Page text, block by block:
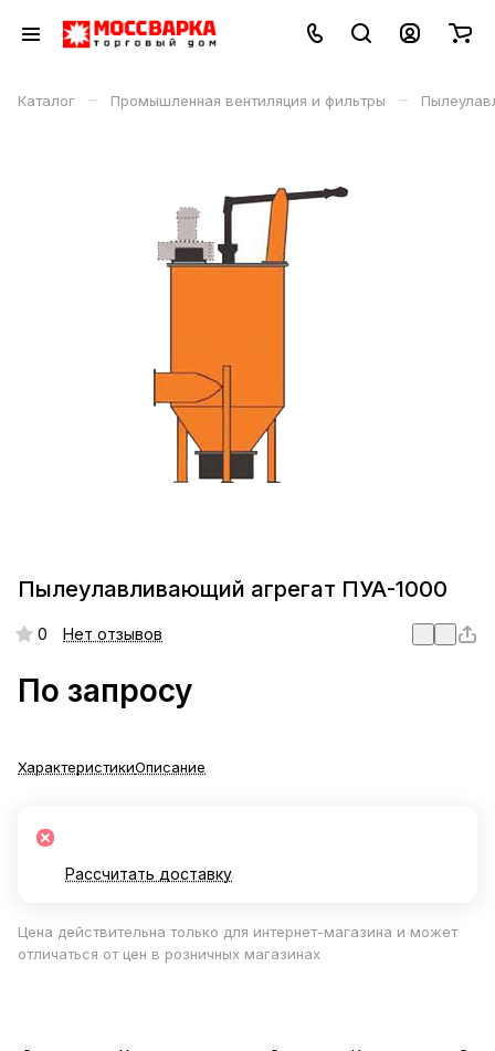
Каталог – Промышленная вентиляция и фильтры –
Пылеулавливающий агрегат ПУА-1000
0 Нет отзывов
По запросу
ХарактеристикиОписание
Рассчитать доставку
Цена действительна только для интернет-магазина и может
отличаться от цен в розничных магазинах